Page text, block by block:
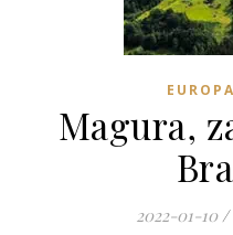
EUROPA
Magura,
2022-01-10 /